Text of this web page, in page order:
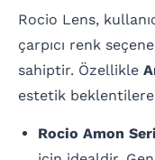
Rocio Lens,
çarpıcı renk
sahiptir. Özellikle
estetik
Rocio Amon